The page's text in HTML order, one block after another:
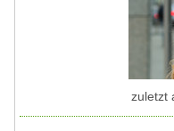
zuletzt